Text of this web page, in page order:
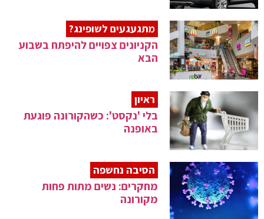
מתגעגעים לשופינג?
הקניונים צפויים להיפתח בשבוע
הבא
ראיון
בלי 'נקסט': כשהקורונה פוגעת
באופנה
הסיבה נחשפה
מחקרים: נשים מתות פחות
מקורונה